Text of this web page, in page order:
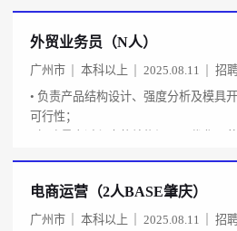
外贸业务员（N人）
广州市 本科以上 2025.08.11
招
• 负责产品结构设计、强度分析及模具
可行性；
电商运营（2人BASE肇庆）
广州市 本科以上 2025.08.11
招